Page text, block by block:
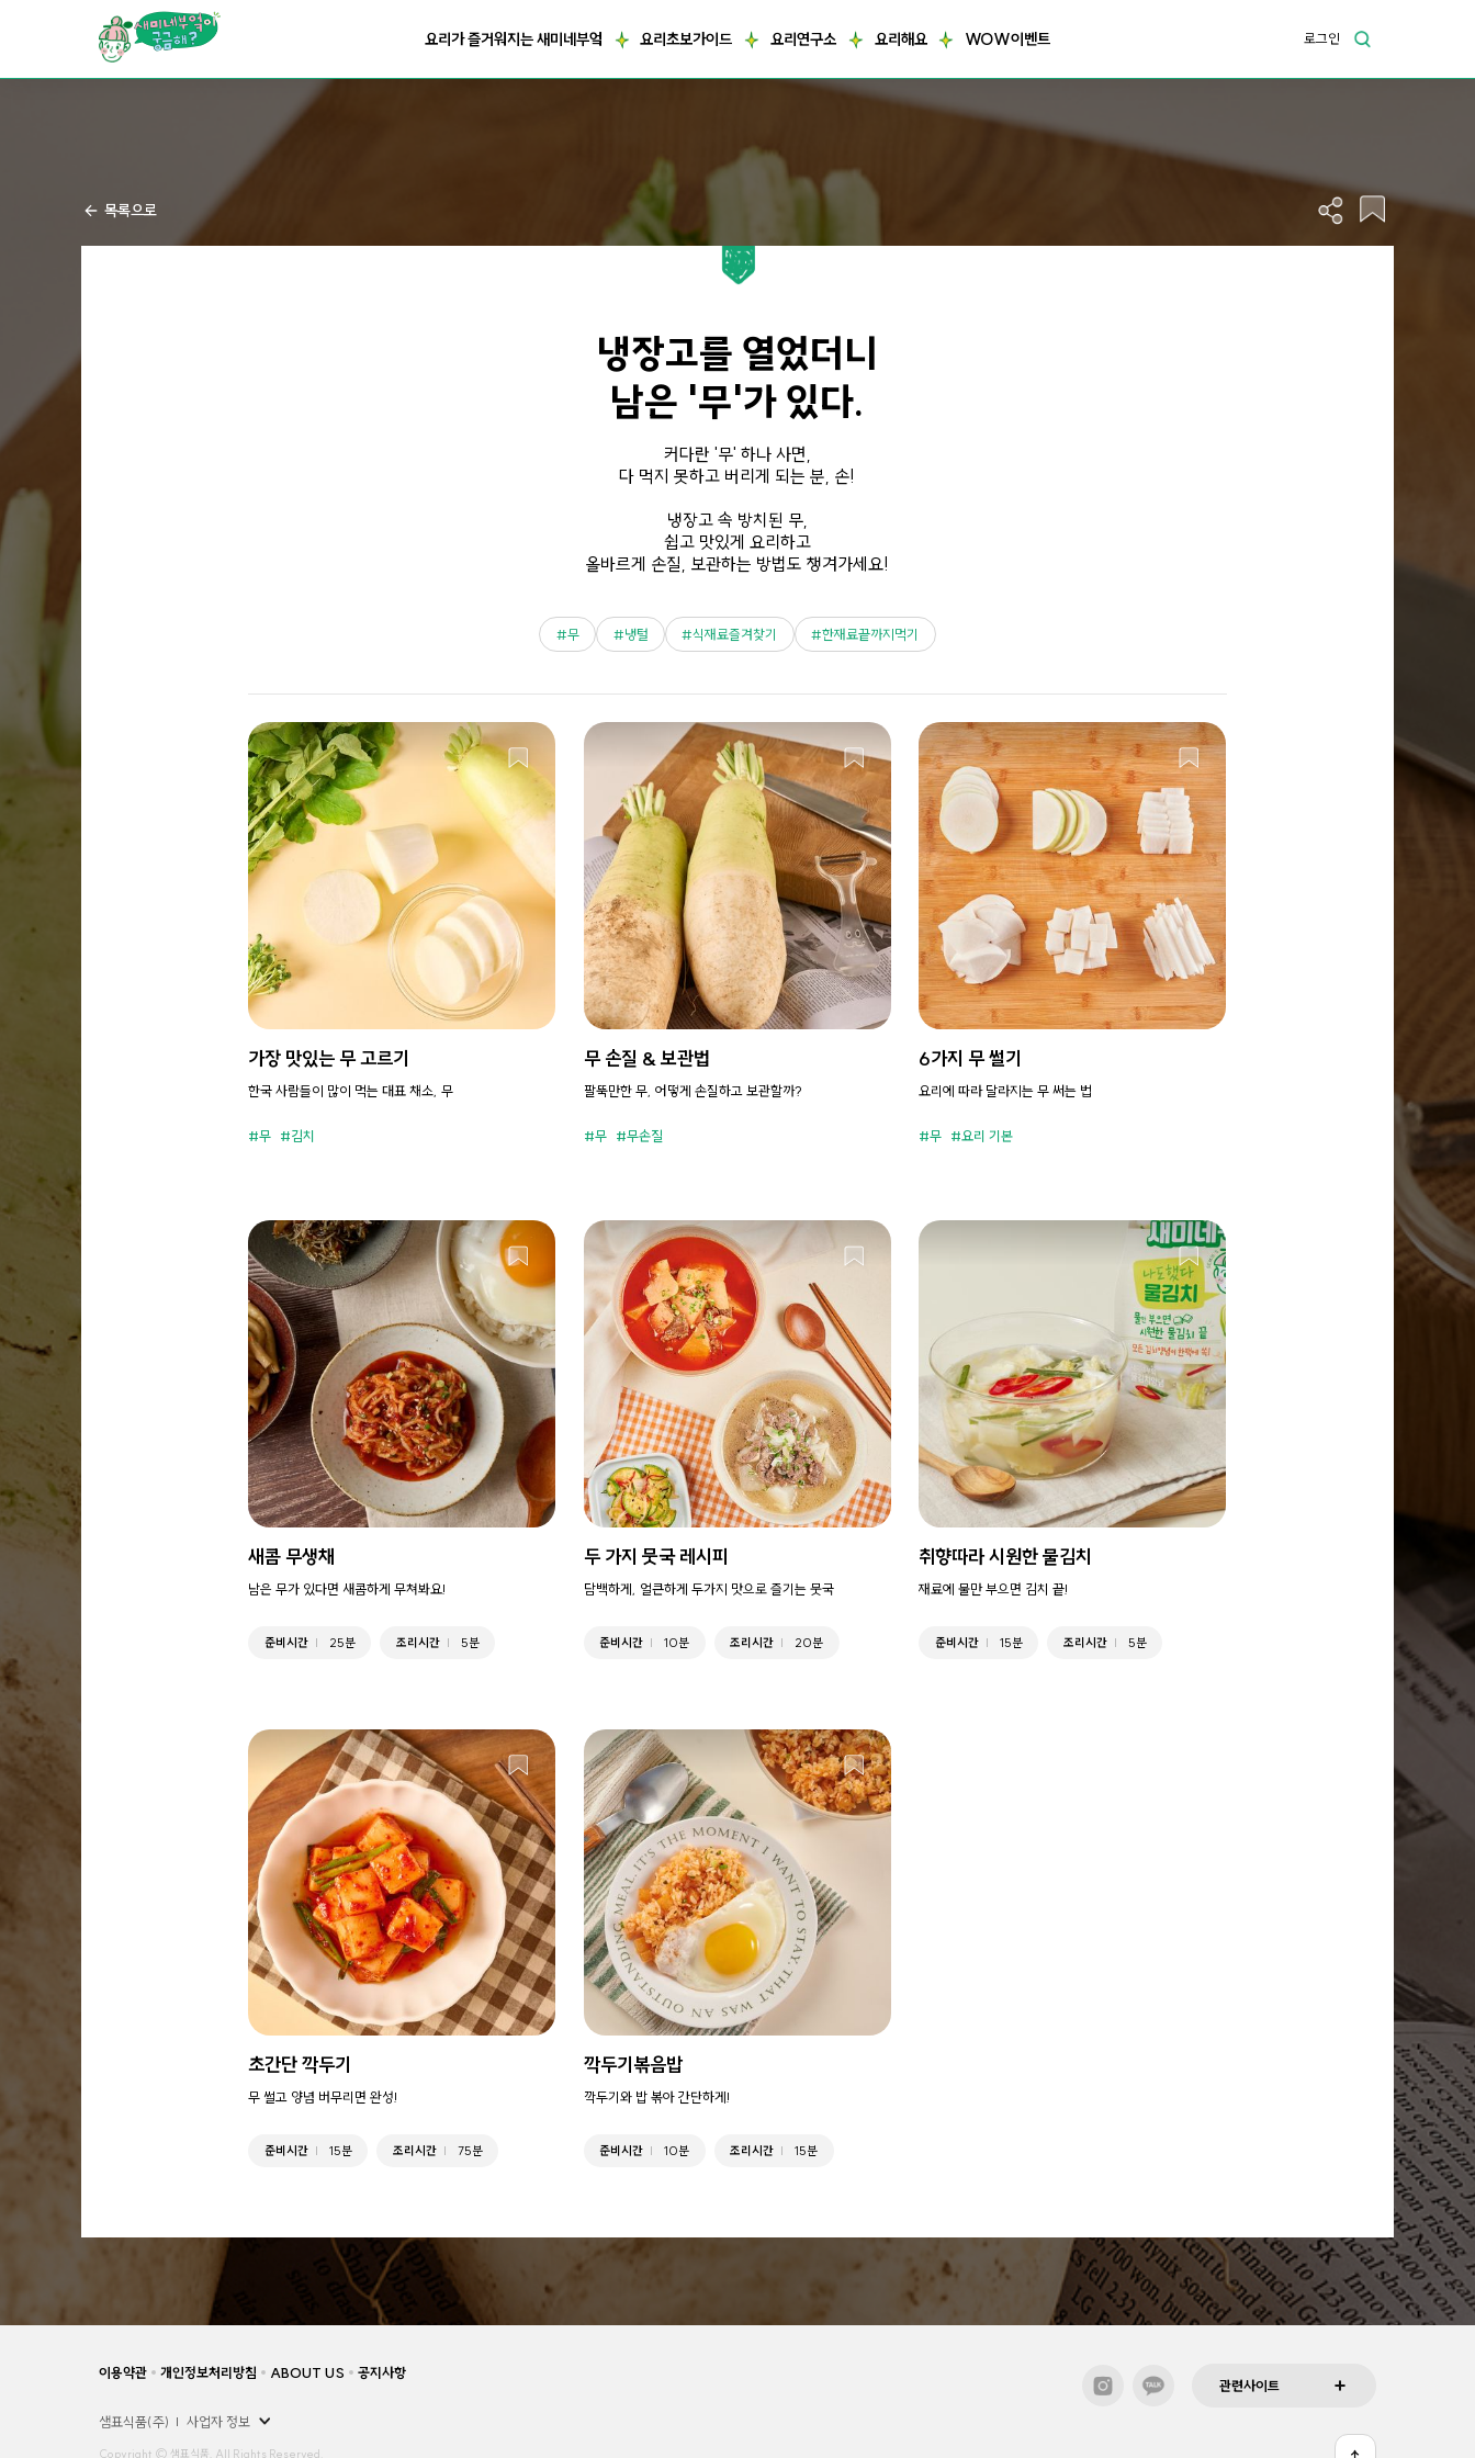
건강해지는
요리가
요리가 즐거워지는 새미네부엌 요리초보가이드 요리연구소 요리해요 WOW이벤트 로그인
목록으로
냉장고를 열었더니
남은 '무'가 있다.
커다란 '무' 하나 사면,
다 먹지 못하고 버리게 되는 분, 손!
냉장고 속 방치된 무,
쉽고 맛있게 요리하고
올바르게 손질, 보관하는 방법도 챙겨가세요!
무 냉털 식재료즐겨찾기 한재료끝까지먹기
가장 맛있는 무 고르기
한국 사람들이 많이 먹는 대표 채소, 무
무 김치
무 손질 & 보관법
팔뚝만한 무, 어떻게 손질하고 보관할까?
무 무손질
6가지 무 썰기
요리에 따라 달라지는 무 써는 법
무 요리 기본
새콤 무생채
남은 무가 있다면 새콤하게 무쳐봐요!
준비시간 25분 조리시간 5분
두 가지 뭇국 레시피
담백하게, 얼큰하게 두가지 맛으로 즐기는 뭇국
준비시간 10분 조리시간 20분
취향따라 시원한 물김치
재료에 물만 부으면 김치 끝!
준비시간 15분 조리시간 5분
초간단 깍두기
무 썰고 양념 버무리면 완성!
준비시간 15분 조리시간 75분
깍두기볶음밥
깍두기와 밥 볶아 간단하게!
준비시간 10분 조리시간 15분
이용약관 개인정보처리방침 ABOUT US 공지사항
샘표식품(주) 사업자 정보
Copyright © 샘표식품, All Rights Reserved.
관련사이트